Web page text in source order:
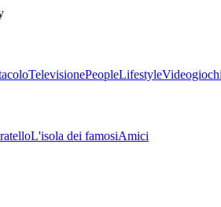
TelevisionePeopleLifestyleVideogiochi
L'isola dei famosiAmici